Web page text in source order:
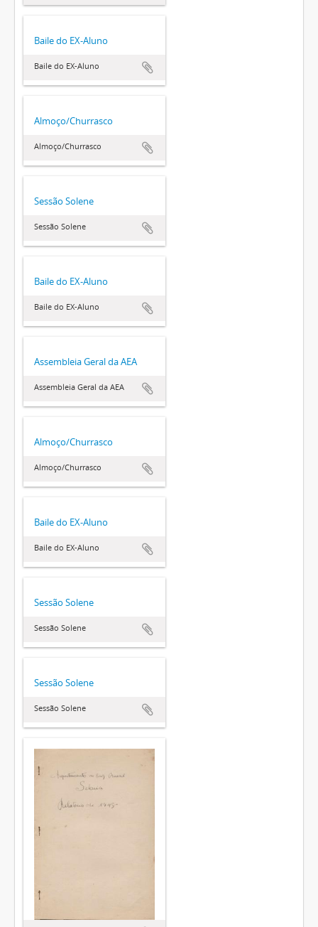
Baile do EX-Aluno
Baile do EX-Aluno
Almoço/Churrasco
Almoço/Churrasco
Sessão Solene
Sessão Solene
Baile do EX-Aluno
Baile do EX-Aluno
Assembleia Geral da AEA
Assembleia Geral da AEA
Almoço/Churrasco
Almoço/Churrasco
Baile do EX-Aluno
Baile do EX-Aluno
Sessão Solene
Sessão Solene
Sessão Solene
Sessão Solene